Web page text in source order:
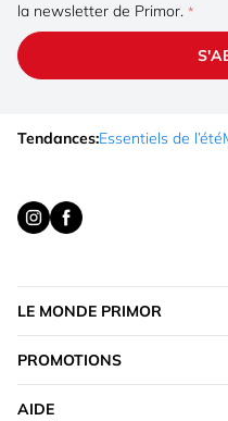
la newsletter de Primor.
Tendances:Essentiels de l’été
LE MONDE PRIMOR
PROMOTIONS
AIDE